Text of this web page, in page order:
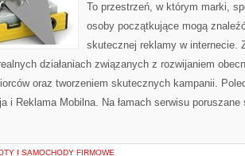
To przestrzeń, w którym marki,
osoby początkujące mogą
skutecznej reklamy w internecie.
działaniach związanych z rozwijaniem
oraz tworzeniem skutecznych kampanii.
i Reklama Mobilna. Na łamach serwisu
I SAMOCHODY FIRMOWE